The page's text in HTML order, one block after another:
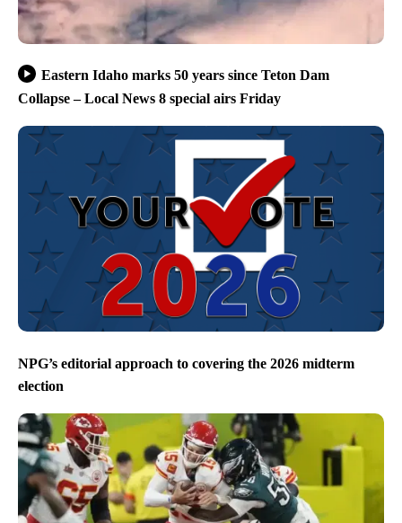
Eastern Idaho marks 50 years since Teton Dam
Collapse – Local News 8 special airs Friday
NPG’s editorial approach to covering the 2026 midterm
election